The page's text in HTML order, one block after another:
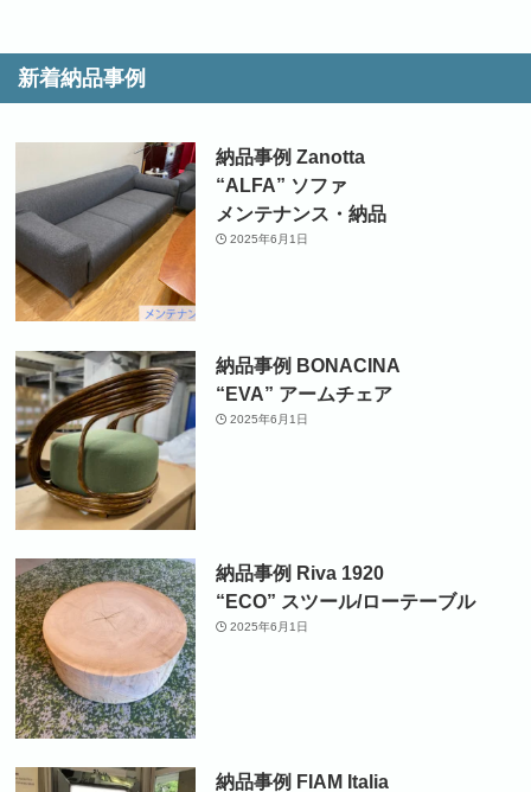
新着納品事例
納品事例 Zanotta
“ALFA” ソファ
メンテナンス・納品
2025年6月1日
納品事例 BONACINA
“EVA” アームチェア
2025年6月1日
納品事例 Riva 1920
“ECO” スツール/ローテーブル
2025年6月1日
納品事例 FIAM Italia